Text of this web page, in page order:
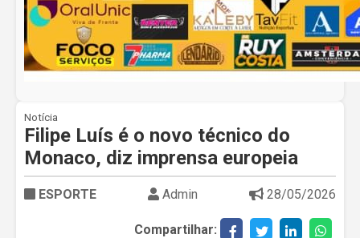
Notícia
Filipe Luís é o novo técnico do
Monaco, diz imprensa europeia
ESPORTE Admin 28/05/2026
Compartilhar: